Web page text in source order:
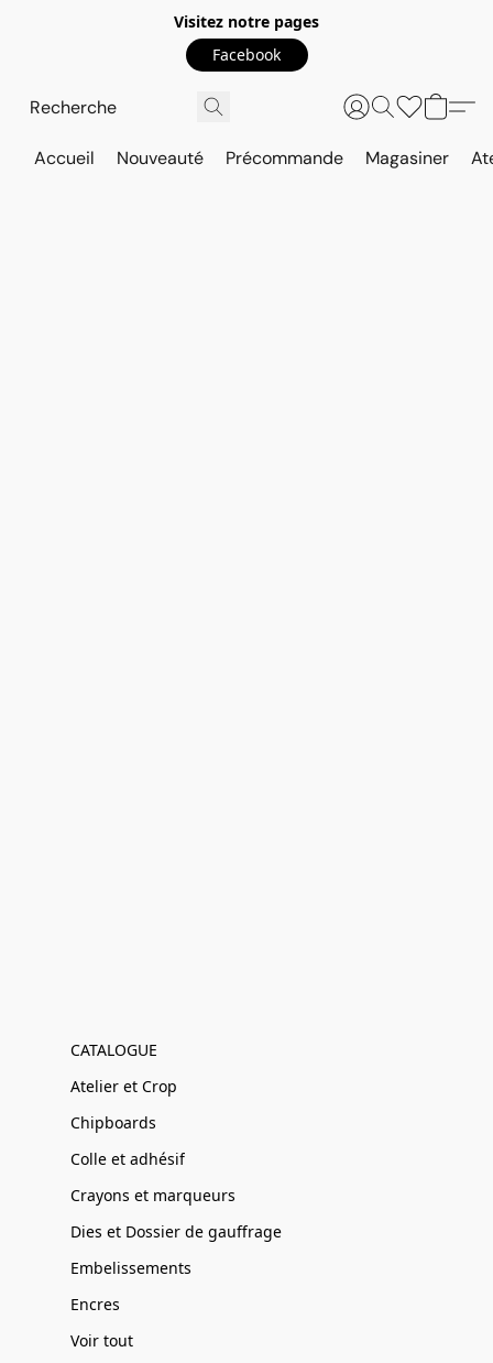
Visitez notre pages
Facebook
Accueil Nouveauté Précommande Magasiner
CATALOGUE
Atelier et Crop
Chipboards
Colle et adhésif
Crayons et marqueurs
Dies et Dossier de gauffrage
Embelissements
Encres
Voir tout